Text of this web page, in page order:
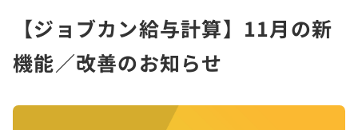
【ジョブカン給与計算】11月の新
機能／改善のお知らせ